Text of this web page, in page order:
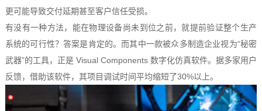
更可能导致交付延期甚至客户信任受损。
有没有一种方法，能在物理设备尚未到位之前，就提前验证整个生产
系统的可行性？答案是肯定的。而其中一款被众多制造企业视为“秘密
武器”的工具，正是 Visual Components 数字化仿真软件。据多家用户
反馈，借助该软件，其项目调试时间平均缩短了30%以上。